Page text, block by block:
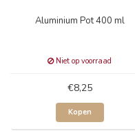
Aluminium Pot 400 ml
Niet op voorraad
€8,25
Kopen